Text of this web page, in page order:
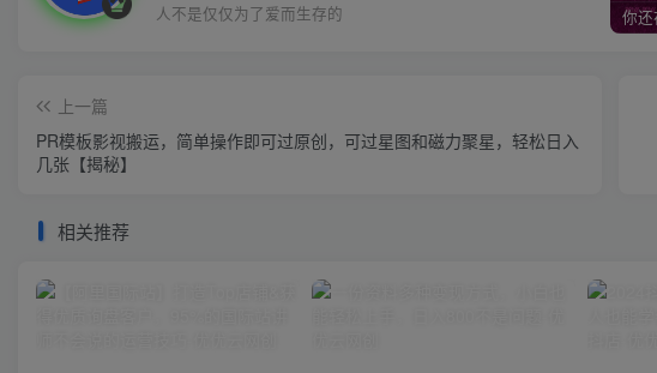
人不是仅仅为了爱而生存的
上一篇
PR模板影视搬运，简单操作即可过原创，可过星图和磁力聚星，轻松日入
几张【揭秘】
相关推荐